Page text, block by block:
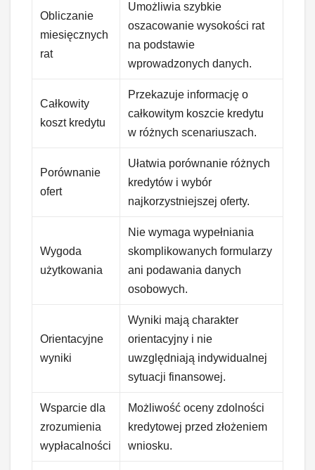
Obliczanie
miesięcznych
rat
Umożliwia szybkie
oszacowanie wysokości rat
na podstawie
wprowadzonych danych.
Całkowity
koszt kredytu
Przekazuje informację o
całkowitym koszcie kredytu
w różnych scenariuszach.
Porównanie
ofert
Ułatwia porównanie różnych
kredytów i wybór
najkorzystniejszej oferty.
Wygoda
użytkowania
Nie wymaga wypełniania
skomplikowanych formularzy
ani podawania danych
osobowych.
Orientacyjne
wyniki
Wyniki mają charakter
orientacyjny i nie
uwzględniają indywidualnej
sytuacji finansowej.
Wsparcie dla
zrozumienia
wypłacalności
Możliwość oceny zdolności
kredytowej przed złożeniem
wniosku.